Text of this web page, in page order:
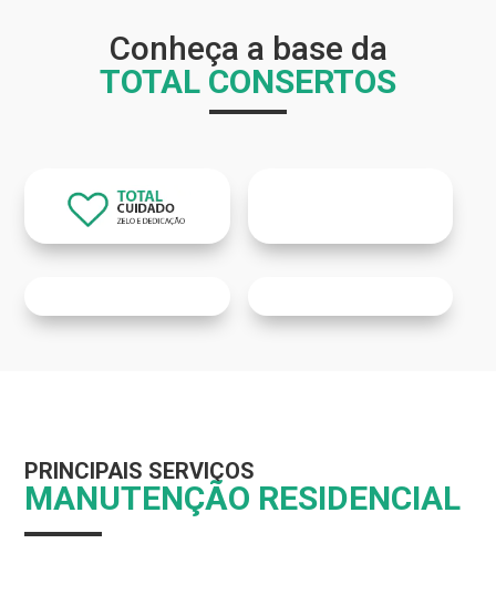
Conheça a base da
TOTAL CONSERTOS
PRINCIPAIS SERVIÇOS
MANUTENÇÃO RESIDENCIAL